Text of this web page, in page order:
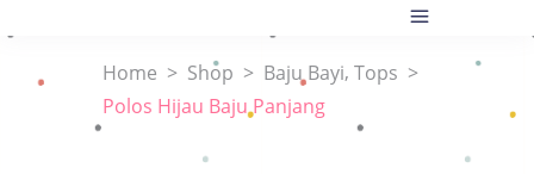
Home > Shop > Baju Bayi, Tops >
Polos Hijau Baju Panjang